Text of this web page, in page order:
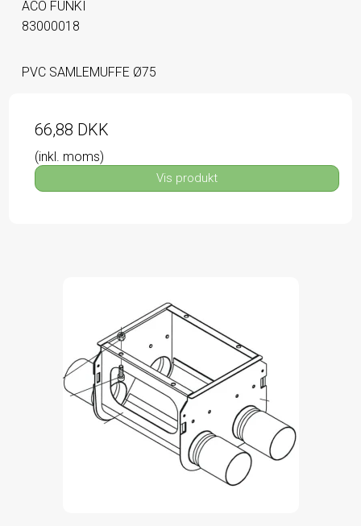
ACO FUNKI
83000018
PVC SAMLEMUFFE Ø75
66,88 DKK
(inkl. moms)
Vis produkt